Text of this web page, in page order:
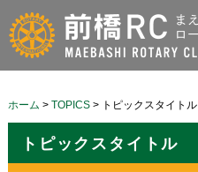
ホーム > TOPICS> トピックスタイトル
トピックスタイトル